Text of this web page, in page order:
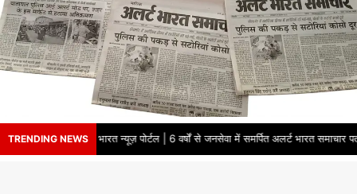
TRENDING NEWS
– अलर्ट भारत न्यूज़ पोर्टल | 6 वर्षों से जनसेवा में समर्पित अलर्ट भारत समाचार पत्र |